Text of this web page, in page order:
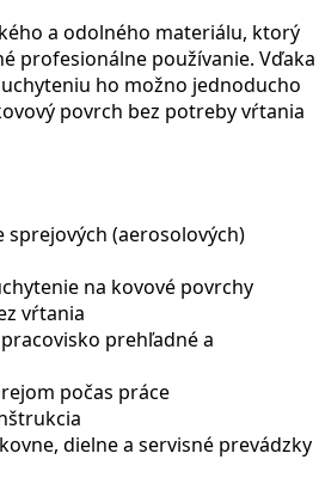
a odolného materiálu, ktorý
profesionálne používanie. Vďaka
ho možno jednoducho
povrch bez potreby vŕtania
sprejových (aerosolových)
na kovové povrchy
vŕtania
prehľadné a
počas práce
dielne a servisné prevádzky